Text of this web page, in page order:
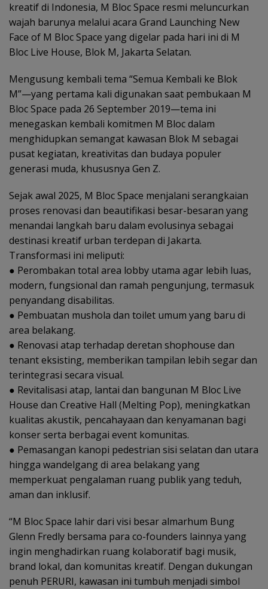
kreatif di Indonesia, M Bloc Space resmi meluncurkan
wajah barunya melalui acara Grand Launching New
Face of M Bloc Space yang digelar pada hari ini di M
Bloc Live House, Blok M, Jakarta Selatan.
Mengusung kembali tema “Semua Kembali ke Blok
M”—yang pertama kali digunakan saat pembukaan M
Bloc Space pada 26 September 2019—tema ini
menegaskan kembali komitmen M Bloc dalam
menghidupkan semangat kawasan Blok M sebagai
pusat kegiatan, kreativitas dan budaya populer
generasi muda, khususnya Gen Z.
Sejak awal 2025, M Bloc Space menjalani serangkaian
proses renovasi dan beautifikasi besar-besaran yang
menandai langkah baru dalam evolusinya sebagai
destinasi kreatif urban terdepan di Jakarta.
Transformasi ini meliputi:
● Perombakan total area lobby utama agar lebih luas,
modern, fungsional dan ramah pengunjung, termasuk
penyandang disabilitas.
● Pembuatan mushola dan toilet umum yang baru di
area belakang.
● Renovasi atap terhadap deretan shophouse dan
tenant eksisting, memberikan tampilan lebih segar dan
terintegrasi secara visual.
● Revitalisasi atap, lantai dan bangunan M Bloc Live
House dan Creative Hall (Melting Pop), meningkatkan
kualitas akustik, pencahayaan dan kenyamanan bagi
konser serta berbagai event komunitas.
● Pemasangan kanopi pedestrian sisi selatan dan utara
hingga wandelgang di area belakang yang
memperkuat pengalaman ruang publik yang teduh,
aman dan inklusif.
“M Bloc Space lahir dari visi besar almarhum Bung
Glenn Fredly bersama para co-founders lainnya yang
ingin menghadirkan ruang kolaboratif bagi musik,
brand lokal, dan komunitas kreatif. Dengan dukungan
penuh PERURI, kawasan ini tumbuh menjadi simbol